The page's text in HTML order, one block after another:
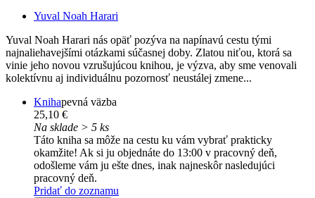
Yuval Noah Harari
Yuval Noah Harari nás opäť pozýva na napínavú cestu tými
najnaliehavejšími otázkami súčasnej doby. Zlatou niťou, ktorá sa
vinie jeho novou vzrušujúcou knihou, je výzva, aby sme venovali
kolektívnu aj individuálnu pozornosť neustálej zmene...
Knihapevná väzba
25,10 €
Na sklade > 5 ks
Táto kniha sa môže na cestu ku vám vybrať prakticky
okamžite! Ak si ju objednáte do 13:00 v pracovný deň,
odošleme vám ju ešte dnes, inak najneskôr nasledujúci
pracovný deň.
Pridať do zoznamu